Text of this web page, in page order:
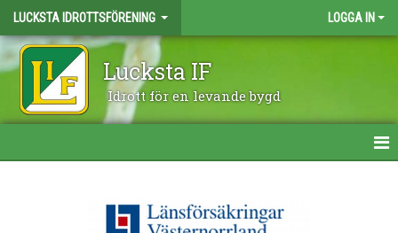
LUCKSTA IDROTTSFÖRENING LOGGA IN
Lucksta IF
Idrott för en levande bygd